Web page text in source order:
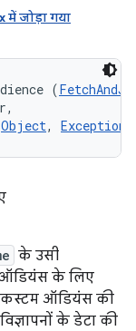
जोड़ा गया
(
Object, Exception
के उसी
ऑडियंस के लिए
कस्टम ऑडियंस की
के डेटा की